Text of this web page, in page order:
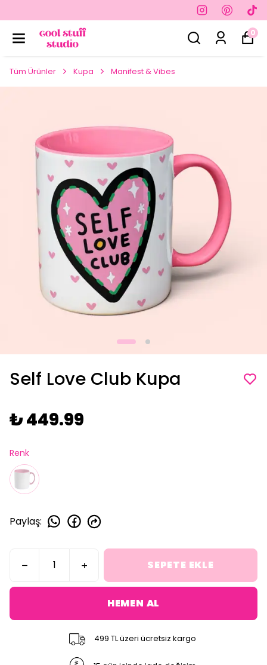
0
Tüm Ürünler Kupa Manifest & Vibes
Self Love Club Kupa
₺ 449.99
Renk
Paylaş:
SEPETE EKLE
HEMEN AL
499 TL üzeri ücretsiz kargo